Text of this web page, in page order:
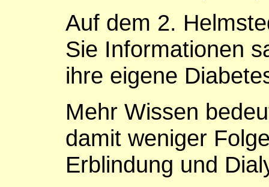
Auf dem 2.
Sie Informationen
ihre eigene
Mehr Wissen
damit weniger
Erblindung und